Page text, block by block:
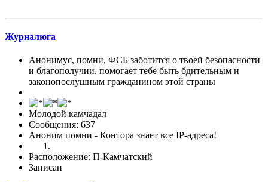
Журналюга
Анонимус, помни, ФСБ заботится о твоей безопасности
и благополучии, помогает тебе быть бдительным и
законопослушным гражданином этой страны
Молодой камчадал
Сообщения: 637
Аноним помни - Контора знает все IP-адреса!
Расположение: П-Камчатский
Записан